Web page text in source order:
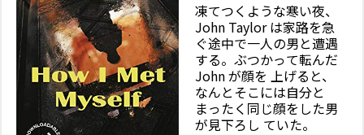
凍てつくような寒い夜、
John Taylor は家路を急
ぐ途中で一人の男と遭遇
する。ぶつかって転んだ
John が顔を 上げると、
なんとそこには自分と
まったく同じ顔をした男
が見下ろし ていた。